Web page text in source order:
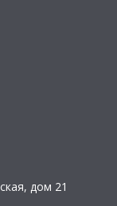
дом 21